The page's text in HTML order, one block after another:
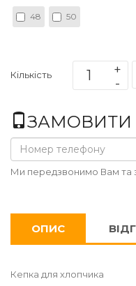
48 50
Кількість
ЗАМОВИТИ
Ми передзвонимо Вам та
ОПИС
Кепка для хлопчика